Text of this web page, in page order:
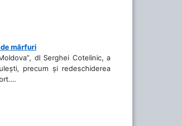
mărfuri
dl Serghei Cotelinic, a
precum și redeschiderea